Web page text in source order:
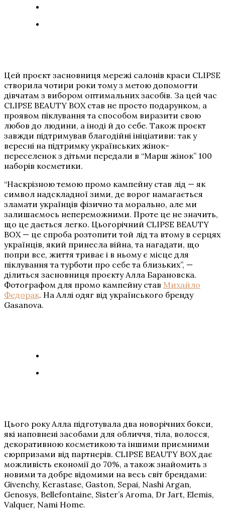
Цей проєкт засновниця мережі салонів краси CLIPSE
створила чотири роки тому з метою допомогти
дівчатам з вибором оптимальних засобів. За цей час
CLIPSE BEAUTY BOX став не просто подарунком, а
проявом піклування та способом виразити свою
любов до людини, а іноді й до себе. Також проєкт
завжди підтримував благодійні ініціативи: так у
вересні на підтримку українських жінок-
переселенок з дітьми передали в “Марш жінок” 100
наборів косметики.
“Наскрізною темою промо кампейну став лід — як
символ надскладної зими, де ворог намагається
зламати українців фізично та морально, але ми
залишаємось непереможними. Проте це не значить,
що це дається легко. Цьогорічний CLIPSE BEAUTY
BOX — це спроба розтопити той лід та втому в серцях
українців, який принесла війна, та нагадати, що
попри все, життя триває і в ньому є місце для
піклування та турботи про себе та близьких”, —
ділиться засновниця проєкту Алла Барановска.
Фотографом для промо кампейну став Михайло
Федорак. На Аллі одяг від українського бренду
Gasanova.
Цього року Алла підготувала два новорічних бокси,
які наповнені засобами для обличчя, тіла, волосся,
декоративною косметикою та іншими приємними
сюрпризами від партнерів. CLIPSE BEAUTY BOX дає
можливість економії до 70%, а також знайомить з
новими та добре відомими на весь світ брендами:
Givenchy, Kerastase, Gaston, Sepai, Nashi Argan,
Genosys, Bellefontaine, Sister’s Aroma, Dr Jart, Elemis,
Valquer, Nami Home.